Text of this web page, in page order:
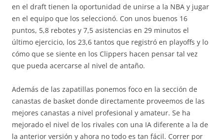
en el draft tienen la oportunidad de unirse a la NBA y jugar
en el equipo que los seleccionó. Con unos buenos 16
puntos, 5,8 rebotes y 7,5 asistencias en 29 minutos el
último ejercicio, los 23,6 tantos que registró en playoffs y lo
cómo que se siente en los Clippers hacen pensar tal vez
que pueda acercarse al nivel de antaño.
Además de las zapatillas ponemos foco en la sección de
canastas de basket donde directamente proveemos de las
mejores canastas a nivel profesional y amateur. Se ha
mejorado el nivel de los rivales con una IA diferente a la de
la anterior versión y ahora no todo es tan fácil. Correr por